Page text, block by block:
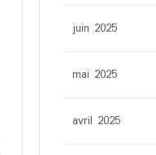
juin 2025
mai 2025
avril 2025